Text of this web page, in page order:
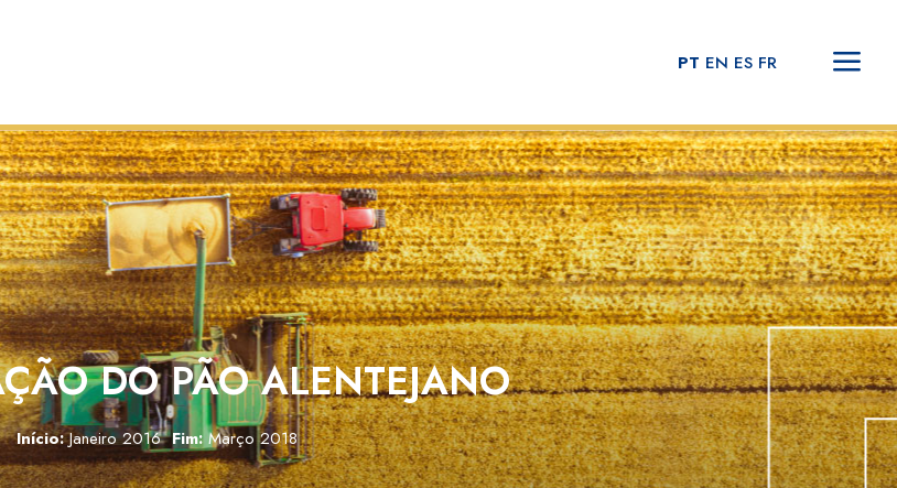
PT EN ES FR
DO PÃO ALENTEJANO
Início:Janeiro 2016Fim:Março 2018